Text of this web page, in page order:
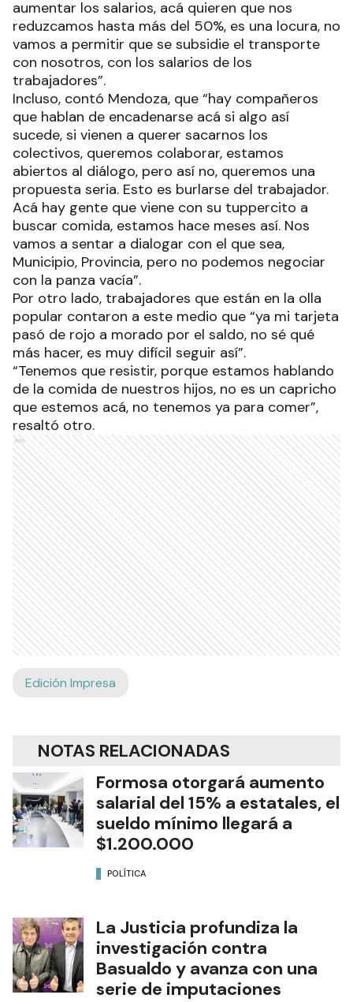
aumentar los salarios, acá quieren que nos
reduzcamos hasta más del 50%, es una locura, no
vamos a permitir que se subsidie el transporte
con nosotros, con los salarios de los
trabajadores”.
Incluso, contó Mendoza, que “hay compañeros
que hablan de encadenarse acá si algo así
sucede, si vienen a querer sacarnos los
colectivos, queremos colaborar, estamos
abiertos al diálogo, pero así no, queremos una
propuesta seria. Esto es burlarse del trabajador.
Acá hay gente que viene con su tuppercito a
buscar comida, estamos hace meses así. Nos
vamos a sentar a dialogar con el que sea,
Municipio, Provincia, pero no podemos negociar
con la panza vacía”.
Por otro lado, trabajadores que están en la olla
popular contaron a este medio que “ya mi tarjeta
pasó de rojo a morado por el saldo, no sé qué
más hacer, es muy difícil seguir así”.
“Tenemos que resistir, porque estamos hablando
de la comida de nuestros hijos, no es un capricho
que estemos acá, no tenemos ya para comer”,
resaltó otro.
Ads
Edición Impresa
NOTAS RELACIONADAS
Formosa otorgará aumento
salarial del 15% a estatales, el
sueldo mínimo llegará a
$1.200.000
POLÍTICA
La Justicia profundiza la
investigación contra
Basualdo y avanza con una
serie de imputaciones